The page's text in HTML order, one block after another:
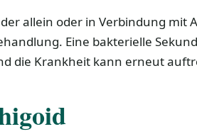
allein oder in Verbindung mit
Eine bakterielle
die Krankheit kann erneut